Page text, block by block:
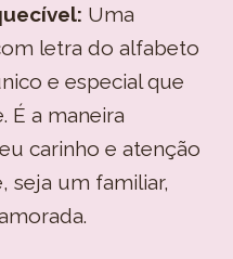
Uma
letra do alfabeto
e especial que
É a maneira
carinho e atenção
seja um familiar,